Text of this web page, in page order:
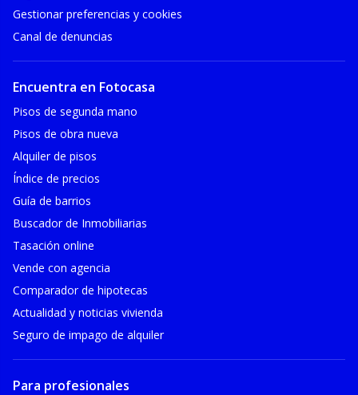
Gestionar preferencias y cookies
Canal de denuncias
Encuentra en Fotocasa
Pisos de segunda mano
Pisos de obra nueva
Alquiler de pisos
Índice de precios
Guía de barrios
Buscador de Inmobiliarias
Tasación online
Vende con agencia
Comparador de hipotecas
Actualidad y noticias vivienda
Seguro de impago de alquiler
Para profesionales